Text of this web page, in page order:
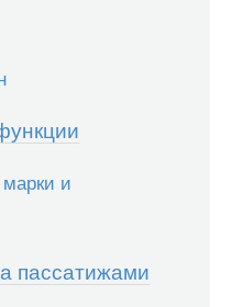
и
пассатижами